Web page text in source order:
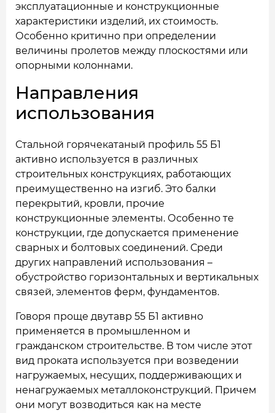
эксплуатационные и конструкционные
характеристики изделий, их стоимость.
Особенно критично при определении
величины пролетов между плоскостями или
опорными колоннами.
Направления
использования
Стальной горячекатаный профиль 55 Б1
активно используется в различных
строительных конструкциях, работающих
преимущественно на изгиб. Это балки
перекрытий, кровли, прочие
конструкционные элементы. Особенно те
конструкции, где допускается применение
сварных и болтовых соединений. Среди
других направлений использования –
обустройство горизонтальных и вертикальных
связей, элементов ферм, фундаментов.
Говоря проще двутавр 55 Б1 активно
применяется в промышленном и
гражданском строительстве. В том числе этот
вид проката используется при возведении
нагружаемых, несущих, поддерживающих и
ненагружаемых металлоконструкций. Причем
они могут возводиться как на месте